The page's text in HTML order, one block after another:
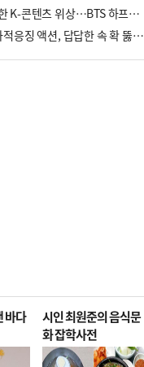
월드컵서 증명한 K-콘텐츠 위상…BTS 하프타임쇼·정호연 트로피 세리머니
‘무법중년’의 사적응징 액션, 답답한 속 확 뚫어주네
바다
시인 최원준의 음식문
화 잡학사전